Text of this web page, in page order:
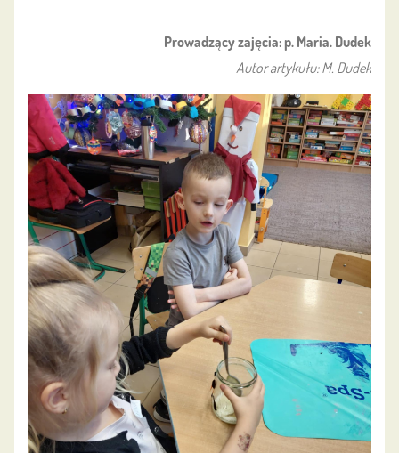
Prowadzący zajęcia: p. Maria. Dudek
Autor artykułu: M. Dudek